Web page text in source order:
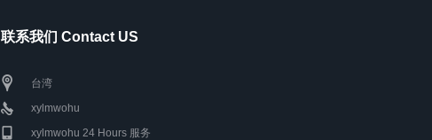
联系我们 Contact US
台湾
xylmwohu
xylmwohu 24 Hours 服务